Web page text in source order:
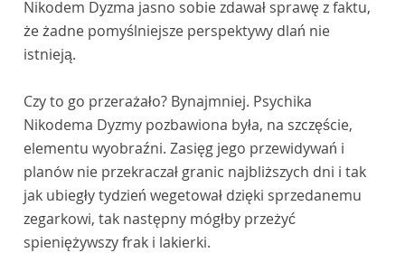
Nikodem Dyzma jasno sobie zdawał sprawę z faktu,
że żadne pomyślniejsze perspektywy dlań nie
istnieją.
Czy to go przerażało? Bynajmniej. Psychika
Nikodema Dyzmy pozbawiona była, na szczęście,
elementu wyobraźni. Zasięg jego przewidywań i
planów nie przekraczał granic najbliższych dni i tak
jak ubiegły tydzień wegetował dzięki sprzedanemu
zegarkowi, tak następny mógłby przeżyć
spieniężywszy frak i lakierki.